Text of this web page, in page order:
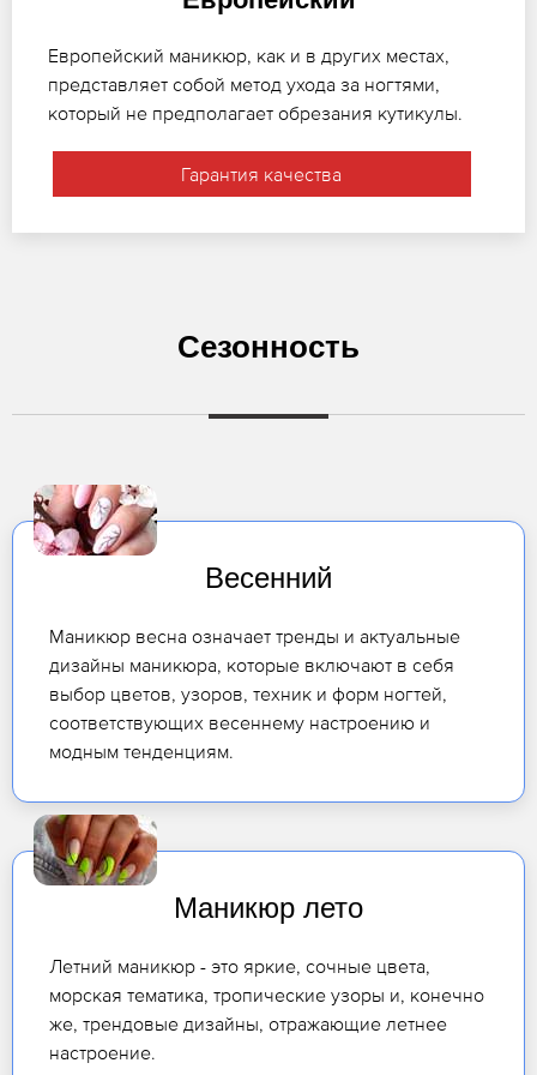
Европейский маникюр, как и в других местах,
представляет собой метод ухода за ногтями,
который не предполагает обрезания кутикулы.
Гарантия качества
Сезонность
Весенний
Маникюр весна означает тренды и актуальные
дизайны маникюра, которые включают в себя
выбор цветов, узоров, техник и форм ногтей,
соответствующих весеннему настроению и
модным тенденциям.
Маникюр лето
Летний маникюр - это яркие, сочные цвета,
морская тематика, тропические узоры и, конечно
же, трендовые дизайны, отражающие летнее
настроение.